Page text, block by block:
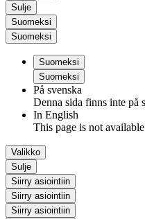
Sulje
Suomeksi
Suomeksi
Suomeksi
Suomeksi
På svenska
Denna sida finns inte på
In English
This page is not
Valikko
Sulje
Siirry asiointiin
Siirry asiointiin
Siirry asiointiin